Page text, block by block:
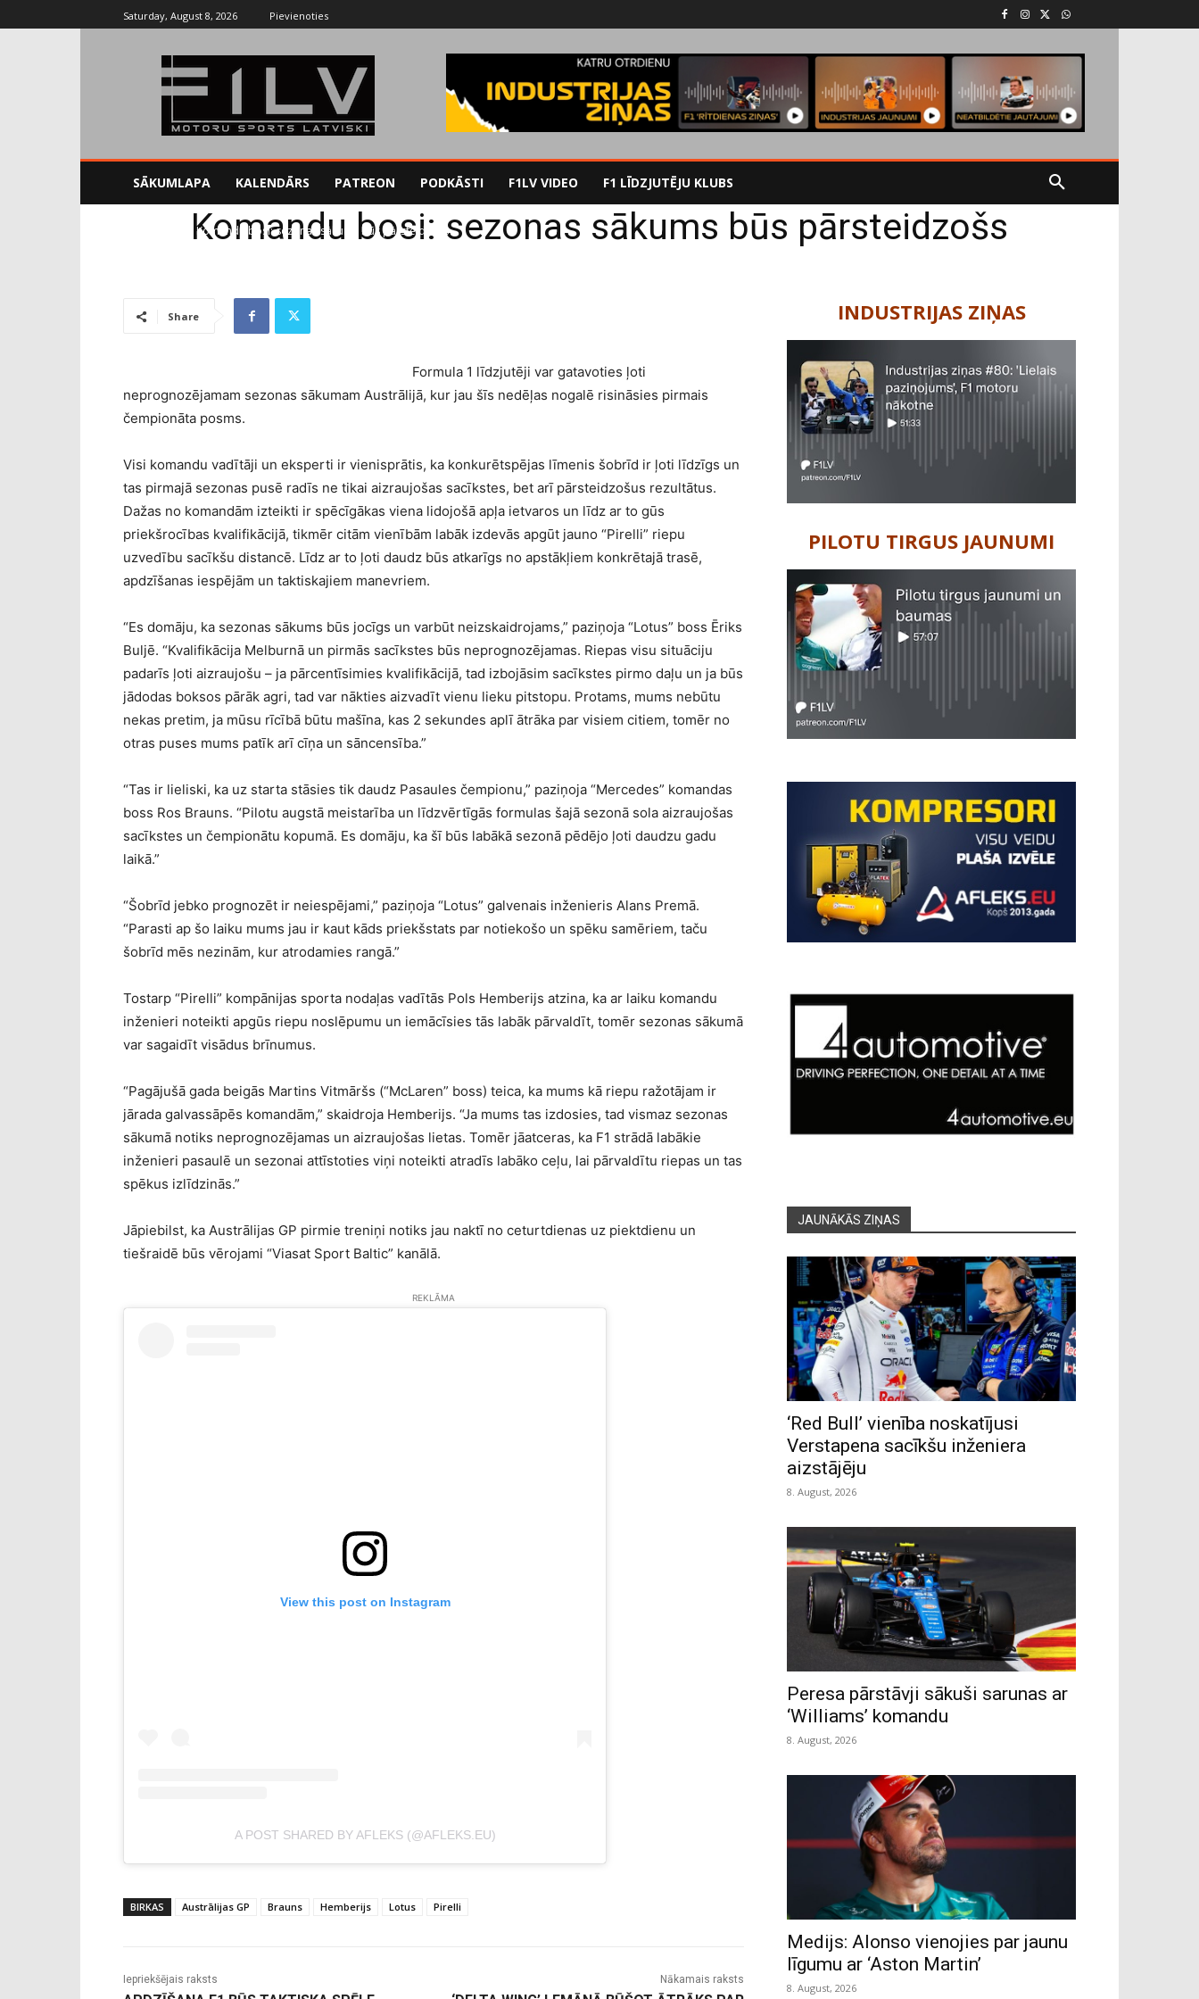
Saturday, August 8, 2026 Pievienoties
SĀKUMLAPA KALENDĀRS PATREON PODKĀSTI F1LV VIDEO F1 LĪDZJUTĒJU KLUBS
Komandu bosi: sezonas sākums būs pārsteidzošs
Komandu bosi: sezonas sākums būs pārsteidzošs
Share
Formula 1 līdzjutēji var gatavoties ļoti
neprognozējamam sezonas sākumam Austrālijā, kur jau šīs nedēļas nogalē risināsies pirmais
čempionāta posms.
Visi komandu vadītāji un eksperti ir vienisprātis, ka konkurētspējas līmenis šobrīd ir ļoti līdzīgs un
tas pirmajā sezonas pusē radīs ne tikai aizraujošas sacīkstes, bet arī pārsteidzošus rezultātus.
Dažas no komandām izteikti ir spēcīgākas viena lidojošā apļa ietvaros un līdz ar to gūs
priekšrocības kvalifikācijā, tikmēr citām vienībām labāk izdevās apgūt jauno “Pirelli” riepu
uzvedību sacīkšu distancē. Līdz ar to ļoti daudz būs atkarīgs no apstākļiem konkrētajā trasē,
apdzīšanas iespējām un taktiskajiem manevriem.
“Es domāju, ka sezonas sākums būs jocīgs un varbūt neizskaidrojams,” paziņoja “Lotus” boss Ēriks
Buljē. “Kvalifikācija Melburnā un pirmās sacīkstes būs neprognozējamas. Riepas visu situāciju
padarīs ļoti aizraujošu – ja pārcentīsimies kvalifikācijā, tad izbojāsim sacīkstes pirmo daļu un ja būs
jādodas boksos pārāk agri, tad var nākties aizvadīt vienu lieku pitstopu. Protams, mums nebūtu
nekas pretim, ja mūsu rīcībā būtu mašīna, kas 2 sekundes aplī ātrāka par visiem citiem, tomēr no
otras puses mums patīk arī cīņa un sāncensība.”
“Tas ir lieliski, ka uz starta stāsies tik daudz Pasaules čempionu,” paziņoja “Mercedes” komandas
boss Ros Brauns. “Pilotu augstā meistarība un līdzvērtīgās formulas šajā sezonā sola aizraujošas
sacīkstes un čempionātu kopumā. Es domāju, ka šī būs labākā sezonā pēdējo ļoti daudzu gadu
laikā.”
“Šobrīd jebko prognozēt ir neiespējami,” paziņoja “Lotus” galvenais inženieris Alans Premā.
“Parasti ap šo laiku mums jau ir kaut kāds priekšstats par notiekošo un spēku samēriem, taču
šobrīd mēs nezinām, kur atrodamies rangā.”
Tostarp “Pirelli” kompānijas sporta nodaļas vadītās Pols Hemberijs atzina, ka ar laiku komandu
inženieri noteikti apgūs riepu noslēpumu un iemācīsies tās labāk pārvaldīt, tomēr sezonas sākumā
var sagaidīt visādus brīnumus.
“Pagājušā gada beigās Martins Vitmāršs (“McLaren” boss) teica, ka mums kā riepu ražotājam ir
jārada galvassāpēs komandām,” skaidroja Hemberijs. “Ja mums tas izdosies, tad vismaz sezonas
sākumā notiks neprognozējamas un aizraujošas lietas. Tomēr jāatceras, ka F1 strādā labākie
inženieri pasaulē un sezonai attīstoties viņi noteikti atradīs labāko ceļu, lai pārvaldītu riepas un tas
spēkus izlīdzinās.”
Jāpiebilst, ka Austrālijas GP pirmie treniņi notiks jau naktī no ceturtdienas uz piektdienu un
tiešraidē būs vērojami “Viasat Sport Baltic” kanālā.
REKLĀMA
View this post on Instagram
A POST SHARED BY AFLEKS (@AFLEKS.EU)
BIRKAS Austrālijas GP Brauns Hemberijs Lotus Pirelli
Iepriekšējais raksts Nākamais raksts
INDUSTRIJAS ZIŅAS
PILOTU TIRGUS JAUNUMI
JAUNĀKĀS ZIŅAS
‘Red Bull’ vienība noskatījusi
Verstapena sacīkšu inženiera
aizstājēju
8. August, 2026
Peresa pārstāvji sākuši sarunas ar
‘Williams’ komandu
8. August, 2026
Medijs: Alonso vienojies par jaunu
līgumu ar ‘Aston Martin’
8. August, 2026